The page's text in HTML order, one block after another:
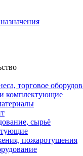
торговое
комплектующие
сырьё
пожаротушения